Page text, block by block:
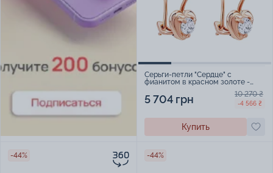
Серьги-петли "Сердце" с
фианитом в красном золоте -
5 704 грн 10 270 ₴
-4 566 ₴
Купить
-44% -44%